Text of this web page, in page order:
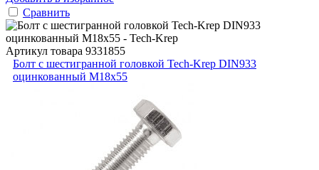
Сравнить
Артикул товара 9331855
Болт с шестигранной головкой Tech-Krep DIN933
оцинкованный М18х55